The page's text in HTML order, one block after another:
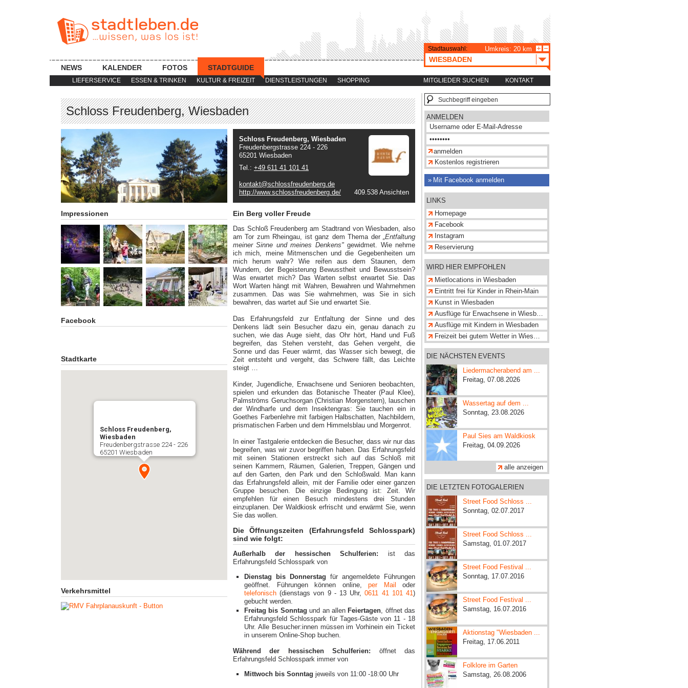
LIEFERSERVICE ESSEN & TRINKEN KULTUR & FREIZEIT DIENSTLEISTUNGEN SHOPPING MITGLIEDER SUCHEN KONTAKT
NEWS KALENDER FOTOS STADTGUIDE
Stadtauswahl: Umkreis: 20 km
WIESBADEN
Schloss Freudenberg, Wiesbaden
Impressionen
Facebook
Stadtkarte
Schloss Freudenberg,
Wiesbaden
Freudenbergstrasse 224 - 226
65201 Wiesbaden
Verkehrsmittel
Schloss Freudenberg, Wiesbaden
Freudenbergstrasse 224 - 226
65201 Wiesbaden
Tel.: +49 611 41 101 41
kontakt@schlossfreudenberg.de
409.538 Ansichten
http://www.schlossfreudenberg.de/
Ein Berg voller Freude
Das Schloß Freudenberg am Stadtrand von Wiesbaden, also
am Tor zum Rheingau, ist ganz dem Thema der „Entfaltung
meiner Sinne und meines Denkens"gewidmet. Wie nehme
ich mich, meine Mitmenschen und die Gegebenheiten um
mich herum wahr? Wie reifen aus dem Staunen, dem
Wundern, der Begeisterung Bewusstheit und Bewusstsein?
Was erwartet mich? Das Warten selbst erwartet Sie. Das
Wort Warten hängt mit Wahren, Bewahren und Wahrnehmen
zusammen. Das was Sie wahrnehmen, was Sie in sich
bewahren, das wartet auf Sie und erwartet Sie.
Das Erfahrungsfeld zur Entfaltung der Sinne und des
Denkens lädt sein Besucher dazu ein, genau danach zu
suchen, wie das Auge sieht, das Ohr hört, Hand und Fuß
begreifen, das Stehen versteht, das Gehen vergeht, die
Sonne und das Feuer wärmt, das Wasser sich bewegt, die
Zeit entsteht und vergeht, das Schwere fällt, das Leichte
steigt …
Kinder, Jugendliche, Erwachsene und Senioren beobachten,
spielen und erkunden das Botanische Theater (Paul Klee),
Palmströms Geruchsorgan (Christian Morgenstern), lauschen
der Windharfe und dem Insektengras: Sie tauchen ein in
Goethes Farbenlehre mit farbigen Halbschatten, Nachbildern,
prismatischen Farben und dem Himmelsblau und Morgenrot.
In einer Tastgalerie entdecken die Besucher, dass wir nur das
begreifen, was wir zuvor begriffen haben. Das Erfahrungsfeld
mit seinen Stationen erstreckt sich auf das Schloß mit
seinen Kammern, Räumen, Galerien, Treppen, Gängen und
auf den Garten, den Park und den Schloßwald. Man kann
das Erfahrungsfeld allein, mit der Familie oder einer ganzen
Gruppe besuchen. Die einzige Bedingung ist: Zeit. Wir
empfehlen für einen Besuch mindestens drei Stunden
einzuplanen. Der Waldkiosk erfrischt und erwärmt Sie, wenn
Sie das wollen.
Die Öffnungszeiten (Erfahrungsfeld Schlosspark)
sind wie folgt:
Außerhalb der hessischen Schulferien: ist das
Erfahrungsfeld Schlosspark von
Dienstag bis Donnerstag für angemeldete Führungen
geöffnet. Führungen können online, per Mail
oder
telefonisch (dienstags von 9 - 13 Uhr,0611 41 101 41)
gebucht werden.
Freitag bis Sonntag und an allen Feiertagen, öffnet das
Erfahrungsfeld Schlosspark für Tages-Gäste von 11 - 18
Uhr. Alle Besucher:innen müssen im Vorhinein ein Ticket
in unserem Online-Shop buchen.
Während der hessischen Schulferien: öffnet das
Erfahrungsfeld Schlosspark immer von
Mittwoch bis Sonntag jeweils von 11:00 -18:00 Uhr
ANMELDEN
Kostenlos registrieren
Mit Facebook anmelden
LINKS
Homepage
Facebook
Instagram
Reservierung
WIRD HIER EMPFOHLEN
Mietlocations in Wiesbaden
Eintritt frei für Kinder in Rhein-Main
Kunst in Wiesbaden
Ausflüge für Erwachsene in Wiesbaden
Ausflüge mit Kindern in Wiesbaden
Freizeit bei gutem Wetter in Wiesbaden
DIE NÄCHSTEN EVENTS
Liedermacherabend am ...
Freitag, 07.08.2026
Wassertag auf dem ...
Sonntag, 23.08.2026
Paul Sies am Waldkiosk
Freitag, 04.09.2026
alle anzeigen
DIE LETZTEN FOTOGALERIEN
Street Food Schloss ...
Sonntag, 02.07.2017
Street Food Schloss ...
Samstag, 01.07.2017
Street Food Festival ...
Sonntag, 17.07.2016
Street Food Festival ...
Samstag, 16.07.2016
Aktionstag "Wiesbaden ...
Freitag, 17.06.2011
Folklore im Garten
Samstag, 26.08.2006